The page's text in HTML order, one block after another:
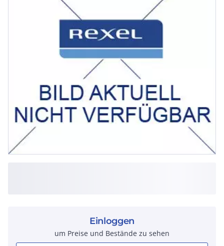
Einloggen
um Preise und Bestände zu sehen